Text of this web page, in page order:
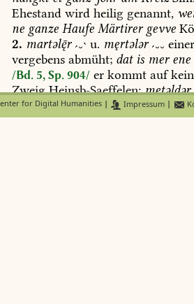
Ehestand wird heilig genannt,
ne ganze Haufe Märtirergevve
2. martəlr u. męrtələr
vergebens abmüht; datis merene
/Bd. 5, Sp. 904/ er kommt auf
Zweig Heinsb-Saeffelen; mętəldər
mętlər Heinsb-Erpen.
for Digital Humanities| Impressum |